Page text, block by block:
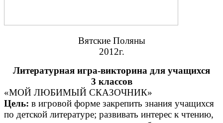
Вятские Поляны
2012г.
Литературная игра-викторина для учащихся
3 классов
«МОЙ ЛЮБИМЫЙ СКАЗОЧНИК»
Цель: в игровой форме закрепить знания учащихся
по детской литературе; развивать интерес к чтению,